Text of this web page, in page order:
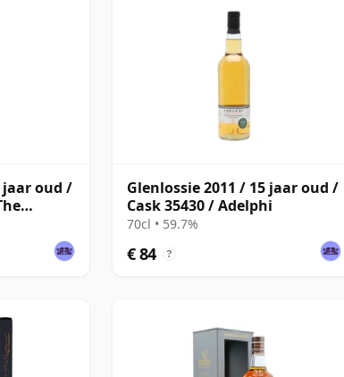
jaar oud /
Glenlossie 2011 / 15 jaar oud /
Cask 35430 / Adelphi
70cl • 59.7%
€ 84 ?